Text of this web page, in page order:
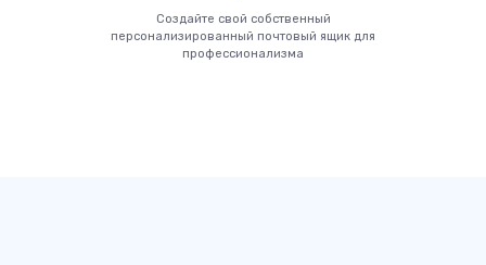
Создайте свой собственный
персонализированный почтовый ящик для
профессионализма